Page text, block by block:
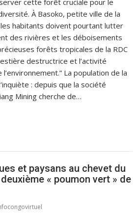
cette forêt cruciale pour le
À Basoko, petite ville de la
habitants doivent pourtant lutter
des rivières et les déboisements
forêts tropicales de la RDC
destructrice et l’activité
La population de la
: depuis que la société
Mining cherche de…
et paysans au chevet du
« poumon vert » de